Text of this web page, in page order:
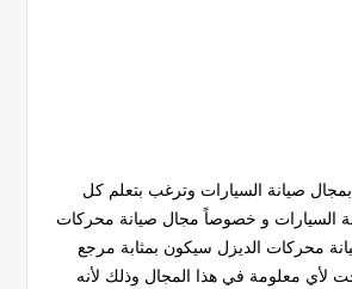
صيانة السيارات وترغب بتعلم كل
السيارات و خصوصاً مجال صيانة محركات
محركات الديزل سيكون بمثابة مرجع
لأي معلومة في هذا المجال وذلك لأنه